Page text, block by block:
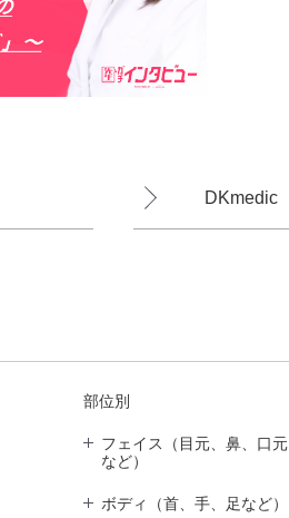
DKmedic
部位別
フェイス（目元、鼻、口元
など）
ボディ（首、手、足など）